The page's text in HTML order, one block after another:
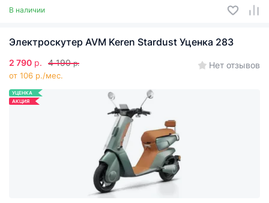
В наличии
Электроскутер AVM Keren Stardust Уценка 283
2 790 р. 4 190 р.
от 106 р./мес.
Нет отзывов
УЦЕНКА
АКЦИЯ